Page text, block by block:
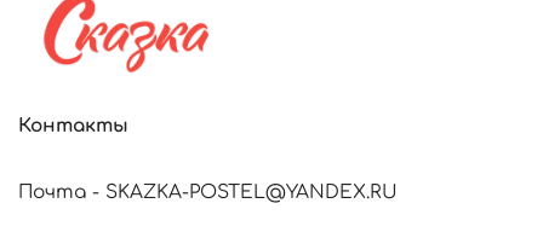
Контакты
Почта - SKAZKA-POSTEL@YANDEX.RU